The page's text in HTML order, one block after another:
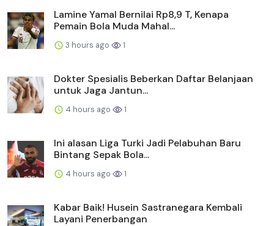
Lamine Yamal Bernilai Rp8,9 T, Kenapa
Pemain Bola Muda Mahal...
3 hours ago 1
Dokter Spesialis Beberkan Daftar Belanjaan
untuk Jaga Jantun...
4 hours ago 1
Ini alasan Liga Turki Jadi Pelabuhan Baru
Bintang Sepak Bola...
4 hours ago 1
Kabar Baik! Husein Sastranegara Kembali
Layani Penerbangan